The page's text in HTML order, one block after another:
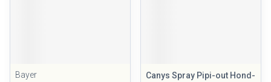
Bayer
Canys Spray Pipi-out Hond-